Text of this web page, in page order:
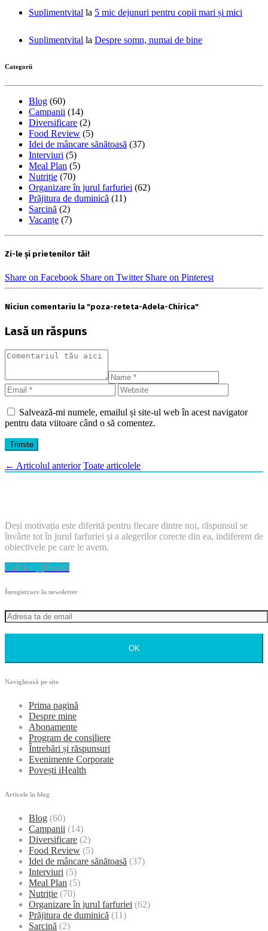
Suplimentvital la 5 mic dejunuri pentru copii mari și mici
Suplimentvital la Despre somn, numai de bine
Categorii
Blog (60)
Campanii (14)
Diversificare (2)
Food Review (5)
Idei de mâncare sănătoasă (37)
Interviuri (5)
Meal Plan (5)
Nutriție (70)
Organizare în jurul farfuriei (62)
Prăjitura de duminică (11)
Sarcină (2)
Vacanțe (7)
Zi-le și prietenilor tăi!
Share on Facebook Share on Twitter Share on Pinterest
Niciun comentariu la "poza-reteta-Adela-Chirica"
Lasă un răspuns
Salvează-mi numele, emailul și site-ul web în acest navigator
pentru data viitoare când o să comentez.
← Articolul anterior Toate articolele
Deși motivația este diferită pentru fiecare dintre noi, răspunsul se
învârte tot în jurul farfuriei și a alegerilor corecte din ea, indiferent de
obiectivele pe care le avem.
Call for (i)Health
Înregistrare la newsletter
OK
Navighează pe site
Prima pagină
Despre mine
Abonamente
Program de consiliere
Întrebări și răspunsuri
Evenimente Corporate
Povești iHealth
Articole în blog
Blog (60)
Campanii (14)
Diversificare (2)
Food Review (5)
Idei de mâncare sănătoasă (37)
Interviuri (5)
Meal Plan (5)
Nutriție (70)
Organizare în jurul farfuriei (62)
Prăjitura de duminică (11)
Sarcină (2)